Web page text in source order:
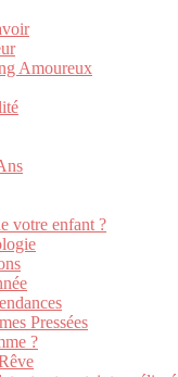
Amoureux
votre enfant ?
Pressées
?